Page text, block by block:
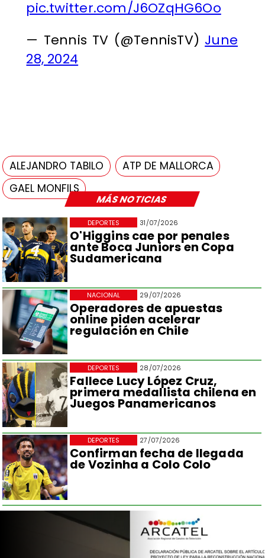
MÁS NOTICIAS
31/07/2026
O'Higgins cae por penales
ante Boca Juniors en Copa
Sudamericana
DEPORTES
29/07/2026
Operadores de apuestas
online piden acelerar
regulación en Chile
NACIONAL
28/07/2026
Fallece Lucy López Cruz,
primera medallista chilena en
Juegos Panamericanos
DEPORTES
27/07/2026
Confirman fecha de llegada
de Vozinha a Colo Colo
DEPORTES
pic.twitter.com/J6OZqHG6Oo
— Tennis TV (@TennisTV) June
28, 2024
ALEJANDRO TABILO
ATP DE MALLORCA
GAEL MONFILS